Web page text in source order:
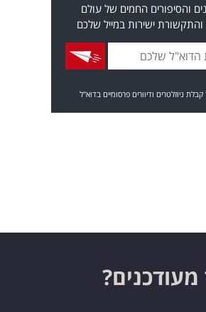
והסיפורים החמים של עולם
ישירות במייל שלכם
ניוזלטרים ודיוורים פרסומיים בדוא"ל